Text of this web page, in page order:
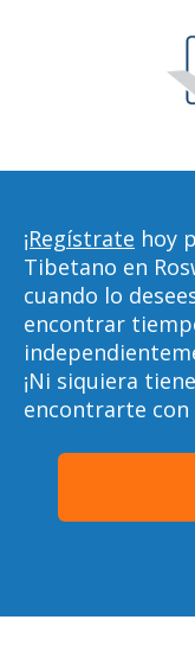
¡Regístrate hoy
Tibetano en
cuando lo
encontrar
¡Ni siquiera
encontrarte